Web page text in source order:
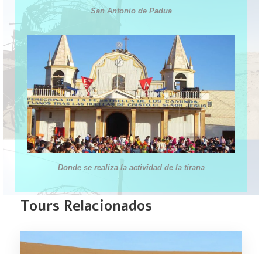
San Antonio de Padua
Donde se realiza la actividad de la tirana
Tours Relacionados